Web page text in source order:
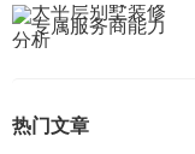
热门文章